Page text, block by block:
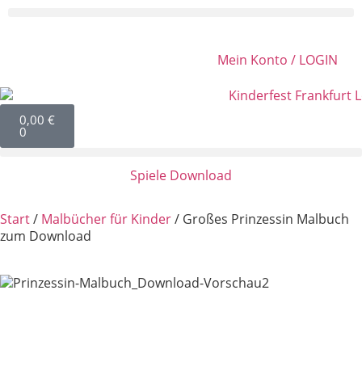
Mein Konto / LOGIN
0,00 €
0
Spiele Download
Start/ Malbücher für Kinder/ Großes Prinzessin Malbuch
zum Download